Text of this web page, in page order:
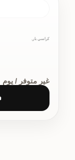
كراسي بار,
غير متوفر / يوم